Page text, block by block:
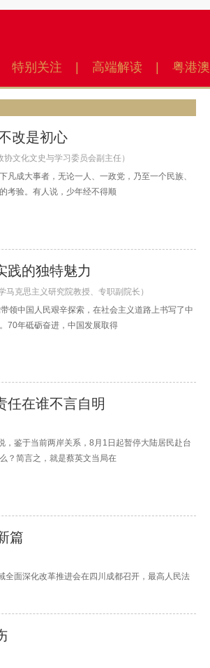
特别关注 高端解读 粤港澳
改是初心
协文化文史与学习委员会副主任）
凡成大事者，无论一人、一政党，乃至一个民族、
考验。有人说，少年经不得顺
践的独特魅力
马克思主义研究院教授、专职副院长）
领中国人民艰辛探索，在社会主义道路上书写了中
70年砥砺奋进，中国发展取得
任在谁不言自明
，鉴于当前两岸关系，8月1日起暂停大陆居民赴台
？简言之，就是蔡英文当局在
篇
面深化改革推进会在四川成都召开，最高人民法